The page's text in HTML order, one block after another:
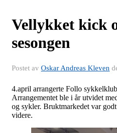
Vellykket kick
sesongen
Postet av Oskar Andreas Kleven
4.april arrangerte Follo
Arrangementet ble i år utvidet
og sykler. Bruktmarkedet var
videre.